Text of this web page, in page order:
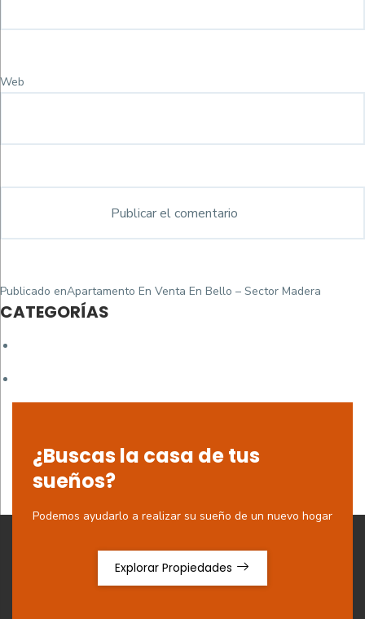
Web
Navegación
de
Publicado enApartamento En Venta En Bello – Sector Madera
CATEGORÍAS
¿Buscas la casa de tus
sueños?
Podemos ayudarlo a realizar su sueño de un nuevo hogar
Explorar Propiedades